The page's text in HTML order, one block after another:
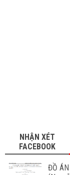
NHẬN XÉT
FACEBOOK
ĐỒ